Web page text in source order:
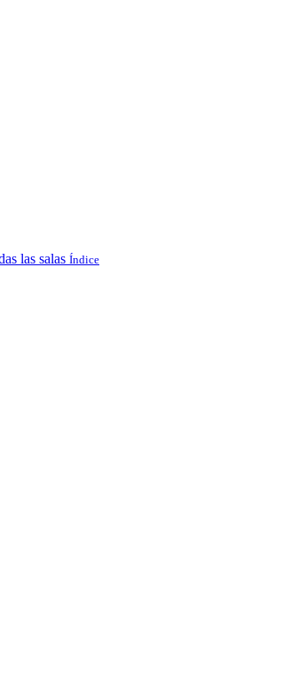
las salas Índice